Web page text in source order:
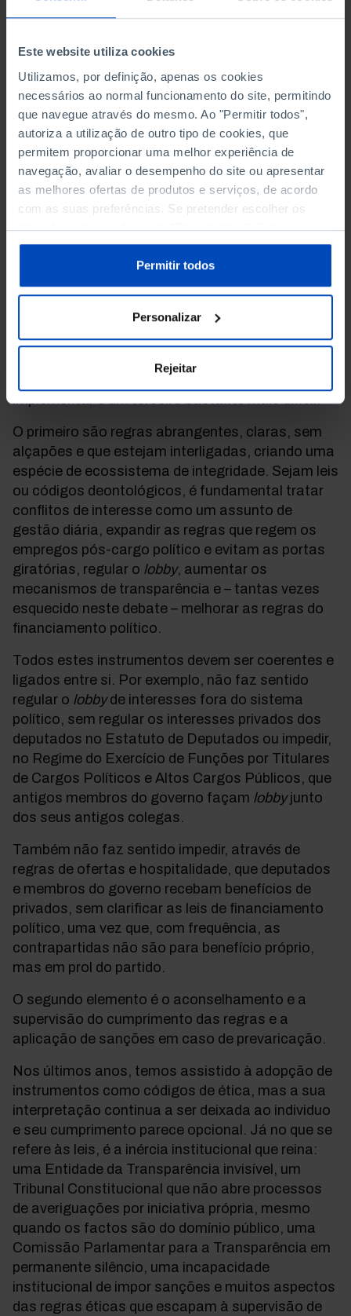
Este website utiliza cookies
Utilizamos, por definição, apenas os cookies
necessários ao normal funcionamento do site, permitindo
que navegue através do mesmo. Ao "Permitir todos",
autoriza a utilização de outro tipo de cookies, que
permitem proporcionar uma melhor experiência de
navegação, avaliar o desempenho do site ou apresentar
as melhores ofertas de produtos e serviços, de acordo
com as suas preferências. Se pretender escolher os
tipos de cookies, clique em "Personalizar". Saiba mais
sobre cookies através da gestão de preferências ou da
Política de Cookies.
Permitir todos
Personalizar
Rejeitar
Pela primeira vez, um governo caiu devido a
suspeitas de corrupção. Mas atrás deste episódio
há um rasto de outras investigações judiciais,
polémicas, demissões, conflitos de interesse e
situações dúbias ou indesejáveis que nunca
foram adequadamente tratados pelos
responsáveis políticos e que têm vindo a minar a
autoridade e a credibilidade das instituições e dos
A vertigem dos acontecimentos - as constantes
fugas de informação sobre a investigação, a crise
politico-constitucional e a campanha eleitoral que
se avizinha – tem impedido uma reflexão sobre
como aqui chegámos e como daqui podemos sair.
Na minha opinião, são necessários três
elementos, dois relativamente fáceis de definir e
implementar e um terceiro bastante mais difícil.
O primeiro são regras abrangentes, claras, sem
alçapões e que estejam interligadas, criando uma
espécie de ecossistema de integridade. Sejam leis
ou códigos deontológicos, é fundamental tratar
conflitos de interesse como um assunto de
gestão diária, expandir as regras que regem os
empregos pós-cargo político e evitam as portas
giratórias, regular o lobby, aumentar os
mecanismos de transparência e – tantas vezes
esquecido neste debate – melhorar as regras do
financiamento político.
Todos estes instrumentos devem ser coerentes e
ligados entre si. Por exemplo, não faz sentido
regular o lobbyde interesses fora do sistema
político, sem regular os interesses privados dos
deputados no Estatuto de Deputados ou impedir,
no Regime do Exercício de Funções por Titulares
de Cargos Políticos e Altos Cargos Públicos, que
antigos membros do governo façam lobbyjunto
dos seus antigos colegas.
Também não faz sentido impedir, através de
regras de ofertas e hospitalidade, que deputados
e membros do governo recebam benefícios de
privados, sem clarificar as leis de financiamento
político, uma vez que, com frequência, as
contrapartidas não são para benefício próprio,
mas em prol do partido.
O segundo elemento é o aconselhamento e a
supervisão do cumprimento das regras e a
aplicação de sanções em caso de prevaricação.
Nos últimos anos, temos assistido à adopção de
instrumentos como códigos de ética, mas a sua
interpretação continua a ser deixada ao individuo
e seu cumprimento parece opcional. Já no que se
refere às leis, é a inércia institucional que reina:
uma Entidade da Transparência invisível, um
Tribunal Constitucional que não abre processos
de averiguações por iniciativa própria, mesmo
quando os factos são do domínio público, uma
Comissão Parlamentar para a Transparência em
permanente silêncio, uma incapacidade
institucional de impor sanções e muitos aspectos
das regras éticas que escapam à supervisão de